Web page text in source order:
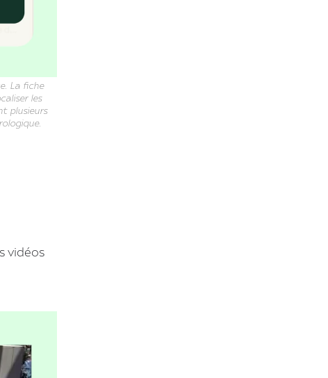
La fiche
les
plusieurs
vidéos